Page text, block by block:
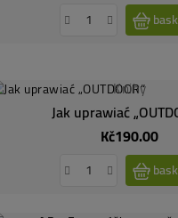
Knihy
Jak uprawiać
Kč190.00Price